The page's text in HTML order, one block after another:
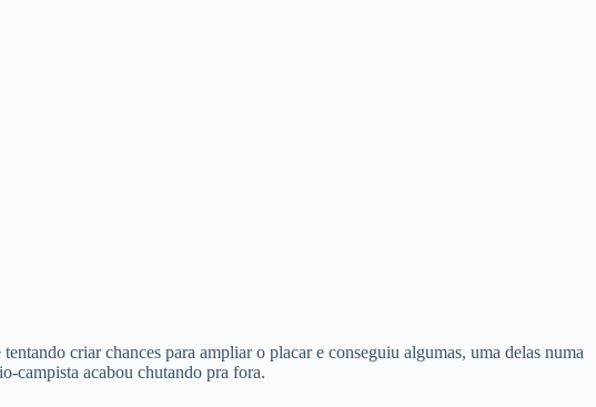
criar chances para ampliar o placar e conseguiu algumas, uma delas numa
campista acabou chutando pra fora.